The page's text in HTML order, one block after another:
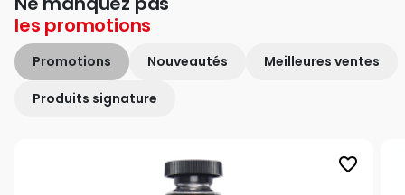
les promotions
Promotions Nouveautés Meilleures ventes
Produits signature
favorite_border